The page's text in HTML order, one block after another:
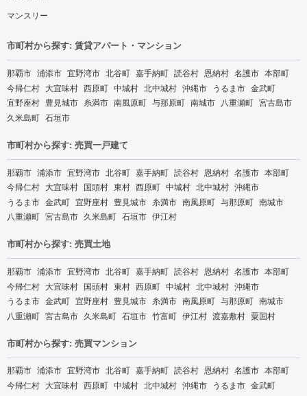
マンスリー
市町村から探す: 賃貸アパート・マンション
那覇市 浦添市 宜野湾市 北谷町 嘉手納町 読谷村 恩納村 名護市 本部町
今帰仁村 大宜味村 西原町 中城村 北中城村 沖縄市 うるま市 金武町
宜野座村 豊見城市 糸満市 南風原町 与那原町 南城市 八重瀬町 宮古島市
久米島町 石垣市
市町村から探す: 売買一戸建て
那覇市 浦添市 宜野湾市 北谷町 嘉手納町 読谷村 恩納村 名護市 本部町
今帰仁村 大宜味村 国頭村 東村 西原町 中城村 北中城村 沖縄市
うるま市 金武町 宜野座村 豊見城市 糸満市 南風原町 与那原町 南城市
八重瀬町 宮古島市 久米島町 石垣市 伊江村
市町村から探す: 売買土地
那覇市 浦添市 宜野湾市 北谷町 嘉手納町 読谷村 恩納村 名護市 本部町
今帰仁村 大宜味村 国頭村 東村 西原町 中城村 北中城村 沖縄市
うるま市 金武町 宜野座村 豊見城市 糸満市 南風原町 与那原町 南城市
八重瀬町 宮古島市 久米島町 石垣市 竹富町 伊江村 渡嘉敷村 粟国村
市町村から探す: 売買マンション
那覇市 浦添市 宜野湾市 北谷町 嘉手納町 読谷村 恩納村 名護市 本部町
今帰仁村 大宜味村 西原町 中城村 北中城村 沖縄市 うるま市 金武町